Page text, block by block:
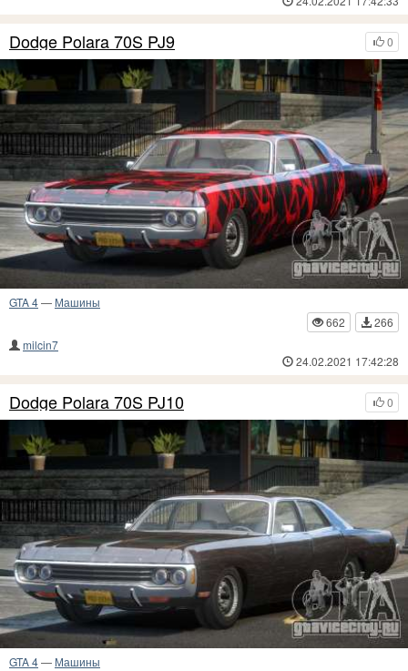
0
Dodge Polara 70S PJ9
GTA 4— Машины
662
266
milcin7
24.02.2021 17:42:28
0
Dodge Polara 70S PJ10
GTA 4— Машины